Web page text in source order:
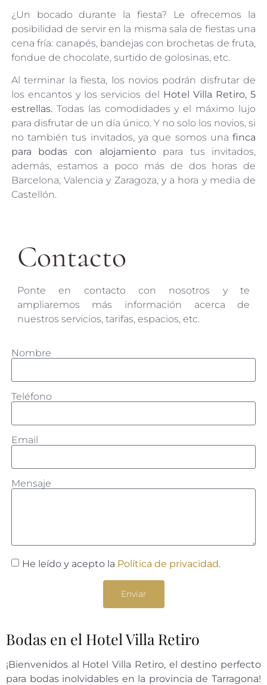
¿Un bocado durante la fiesta? Le ofrecemos la
posibilidad de servir en la misma sala de fiestas una
cena fría: canapés, bandejas con brochetas de fruta,
fondue de chocolate, surtido de golosinas, etc.
Al terminar la fiesta, los novios podrán disfrutar de
los encantos y los servicios del Hotel Villa Retiro, 5
estrellas.Todas las comodidades y el máximo lujo
para disfrutar de un día único. Y no solo los novios, si
no también tus invitados, ya que somos unafinca
para bodas con alojamientopara tus invitados,
además, estamos a poco más de dos horas de
Barcelona, Valencia y Zaragoza, y a hora y media de
Castellón.
Contacto
Ponte en contacto con nosotros y te
ampliaremos más información acerca de
nuestros servicios, tarifas, espacios, etc.
Nombre
Teléfono
Email
Mensaje
He leído y acepto la Política de privacidad.
Enviar
Bodas en el Hotel Villa Retiro
¡Bienvenidos al Hotel Villa Retiro, el destino perfecto
para bodas inolvidables en la provincia de Tarragona!